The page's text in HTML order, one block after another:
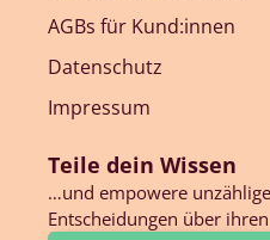
AGBs für Kund:innen
Datenschutz
Impressum
Teile dein Wissen
…und empowere
Entscheidungen über